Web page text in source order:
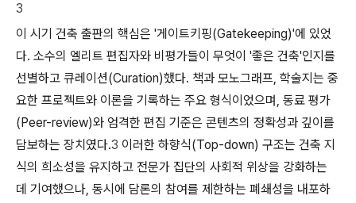
3
이 시기 건축 출판의 핵심은 '게이트키핑(Gatekeeping)'에 있었
다. 소수의 엘리트 편집자와 비평가들이 무엇이 '좋은 건축'인지를
선별하고 큐레이션(Curation)했다. 책과 모노그래프, 학술지는 중
요한 프로젝트와 이론을 기록하는 주요 형식이었으며, 동료 평가
(Peer-review)와 엄격한 편집 기준은 콘텐츠의 정확성과 깊이를
담보하는 장치였다.3 이러한 하향식(Top-down) 구조는 건축 지
식의 희소성을 유지하고 전문가 집단의 사회적 위상을 강화하는
데 기여했으나, 동시에 담론의 참여를 제한하는 폐쇄성을 내포하